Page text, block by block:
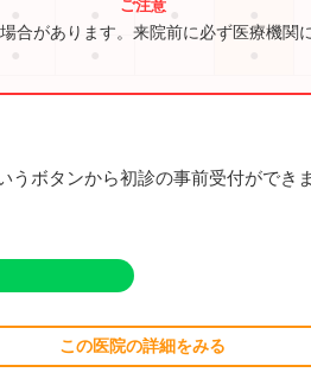
合があります。来院前に必ず医療機関
うボタンから初診の事前受付ができ
この医院の詳細をみる